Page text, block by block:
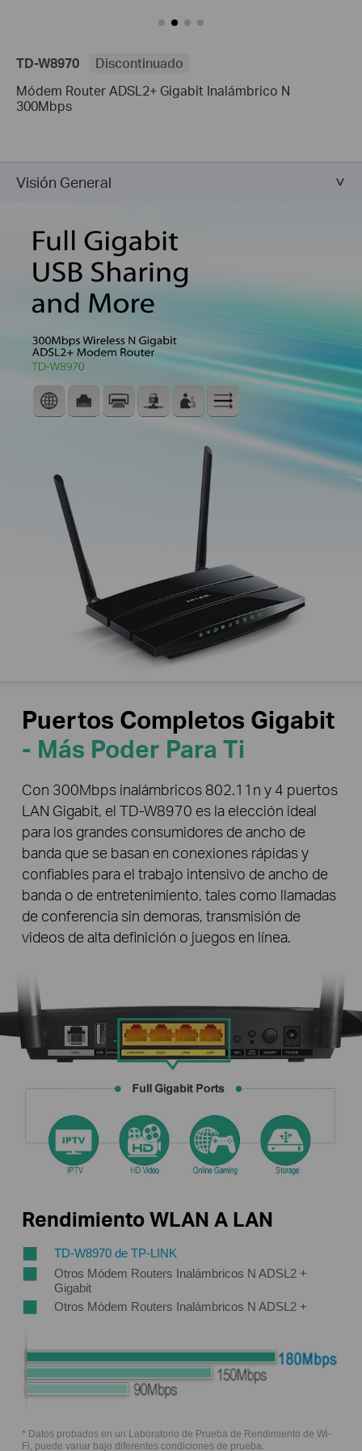
TD-W8970
Discontinuado
Módem Router ADSL2+ Gigabit Inalámbrico N
300Mbps
Visión General
Puertos Completos Gigabit
- Más Poder Para Ti
Con 300Mbps inalámbricos 802.11n y 4 puertos
LAN Gigabit, el TD-W8970 es la elección ideal
para los grandes consumidores de ancho de
banda que se basan en conexiones rápidas y
confiables para el trabajo intensivo de ancho de
banda o de entretenimiento, tales como llamadas
de conferencia sin demoras, transmisión de
videos de alta definición o juegos en línea.
Rendimiento WLAN A LAN
TD-W8970 de TP-LINK
Otros Módem Routers Inalámbricos N ADSL2 +
Gigabit
Otros Módem Routers Inalámbricos N ADSL2 +
* Datos probados en un Laboratorio de Prueba de Rendimiento de Wi-
Fi, puede variar bajo diferentes condiciones de prueba.